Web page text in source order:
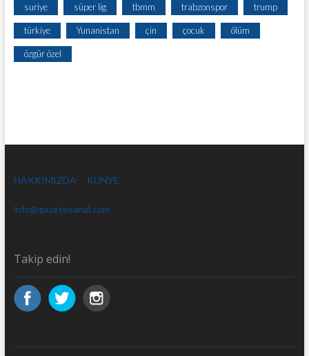
suriye süper lig tbmm trabzonspor trump
türkiye Yunanistan çin çocuk ölüm
özgür özel
HAKKIMIZDA KÜNYE
info@gazetesanal.com
Takip edin!